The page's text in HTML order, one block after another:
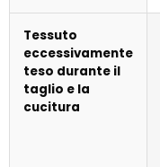
Tessuto
eccessivamente
teso durante il
taglio e la
cucitura